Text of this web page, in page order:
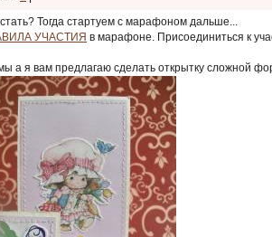
Тогда стартуем с марафоном дальше...
УЧАСТИЯ в марафоне. Присоединиться к
а я вам предлагаю сделать открытку сложной